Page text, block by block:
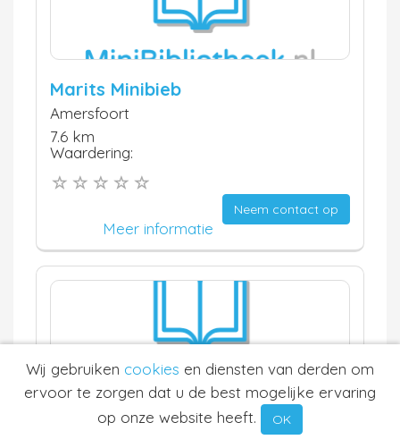
Marits Minibieb
Amersfoort
7.6 km
Waardering:
Neem contact op
Meer informatie
BEL Minibieb
Wij gebruiken cookies en diensten van derden om
ervoor te zorgen dat u de best mogelijke ervaring
op onze website heeft.
OK